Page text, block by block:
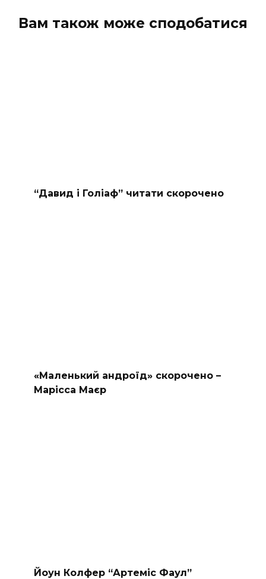
Вам також може сподобатися
“Давид і Голіаф” читати скорочено
«Маленький андроїд» скорочено –
Марісса Маєр
Йоун Колфер “Артеміс Фаул”